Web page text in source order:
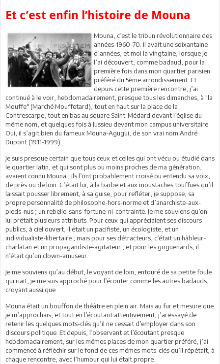
Et c’est enfin l’histoire de Mouna
Mouna, c’est le tribun révolutionnaire des
années-1960-70. Il avait une soixantaine
d’années, et moi la vingtaine, lorsque je
l’ai découvert, comme badaud, pour la
première fois dans mon quartier parisien
préféré du 5ème arrondissement. Et
depuis cette première rencontre, j’ai
continué à le voir, hebdomadairement, presque tous les dimanches, à "la
Mouffe" (Marché Mouffetard), tout en haut sur la place de la
Contrescarpe, tout en bas au square Saint-Médard devant l’église du
même nom, et quelques fois à Jussieu devant mon campus universitaire.
Oui, il s’agit bien du fameux Mouna-Agugui, de son vrai nom André
Dupont (1911-1999).
Je suis presque certain que tous ceux et celles qui ont vécu ou étudié dans
le quartier latin, et qui sont plus ou moins proches de ma génération,
avaient connu Mouna ; ils l’ont probablement croisé ou entendu sa voix,
de près ou de loin. C’était lui, à la barbe et aux moustaches touffues qu’il
laissait pousser librement, à sa guise, pour refléter, je suppose, sa
propre personnalité de philosophe-hors-norme et d’anarchiste-aux-
pieds-nus ; un rebelle-sans-fortune-ni-contrainte. Je me souviens qu’on
lui prêtait plusieurs attributs. Pour ceux qui appréciaient ses discours
publics, à ciel ouvert, il était un pacifiste, un écologiste, et un
individualiste-libertaire ; mais pour ses détracteurs, c’était un hâbleur-
charlatan et un propagandiste-agitateur ; et pour les goguenards, il
n’était qu’un clown-amuseur.
Je me souviens qu’au début, le voyant de loin, entouré de sa petite foule
qui riait, je me suis approché pour l’écouter comme les autres badauds,
croyant aussi que
Mouna était un bouffon de théâtre en plein air. Mais au fur et mesure que
je m’approchais, et tout en l’écoutant attentivement, j’ai essayé de
retenir les quelques mots-clés qu’il ne cessait d’employer dans son
discours politique. Et depuis, l’observant et l’écoutant presque
hebdomadairement, sur les mêmes places de mon quartier préféré, j’ai
commencé à réfléchir sur le fond de ces mêmes mots-clés qu’il répétait, à
chaque rencontre, avec l’humour qui lui était propre.